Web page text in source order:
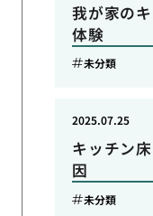
我が家の
体験
未分類
キッチン
因
2025.07.25
未分類